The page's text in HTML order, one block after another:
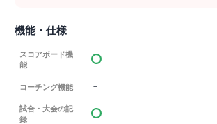
機能・仕様
スコアボード機
能
コーチング機能 －
試合・大会の記
録